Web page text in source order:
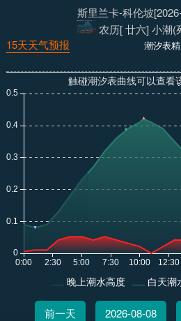
斯里兰卡-科伦坡
农历[ 廿六] 小潮(
潮汐表
15天天气预报
触碰潮汐表曲线可以查看
晚上潮水高度 白天潮
前一天 2026-08-08